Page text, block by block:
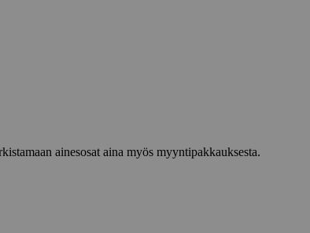
ainesosat aina myös myyntipakkauksesta.